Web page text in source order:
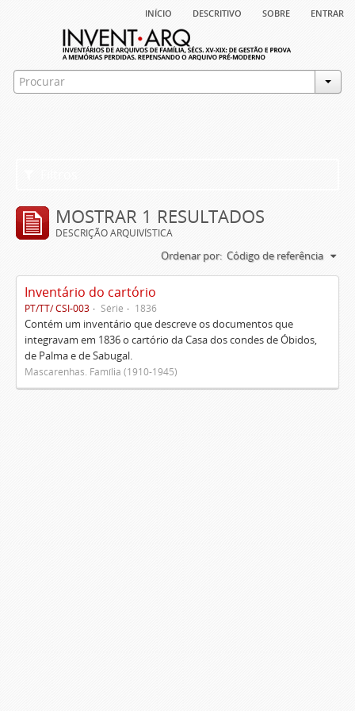
início descritivo sobre entrar
MOSTRAR 1 RESULTADOS
DESCRIÇÃO ARQUIVÍSTICA
Ordenar por: Código de referência
Inventário do cartório
PT/TT/ CSI-003 Série 1836
Contém um inventário que descreve os documentos que
integravam em 1836 o cartório da Casa dos condes de Óbidos,
de Palma e de Sabugal.
Mascarenhas. Família (1910-1945)